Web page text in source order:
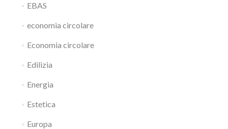
EBAS
economia circolare
Economia circolare
Edilizia
Energia
Estetica
Europa